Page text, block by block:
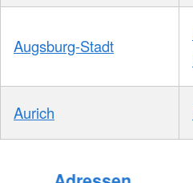
Augsburg-Stadt
Aurich